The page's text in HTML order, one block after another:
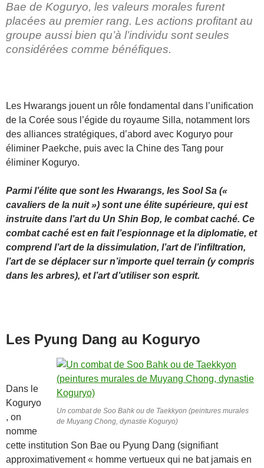
Bae de Koguryo, les valeurs morales furent
placées au premier rang. Les actions profitant au
groupe aussi bien qu’à l’individu sont seules
considérées comme bénéfiques.
Les Hwarangs jouent un rôle fondamental dans l’unification
de la Corée sous l’égide du royaume Silla, notamment lors
des alliances stratégiques, d’abord avec Koguryo pour
éliminer Paekche, puis avec la Chine des Tang pour
éliminer Koguryo.
Parmi l’élite que sont les Hwarangs, les Sool Sa («
cavaliers de la nuit ») sont une élite supérieure, qui est
instruite dans l’art du Un Shin Bop, le combat caché. Ce
combat caché est en fait l’espionnage et la diplomatie, et
comprend l’art de la dissimulation, l’art de l’infiltration,
l’art de se déplacer sur n’importe quel terrain (y compris
dans les arbres), et l’art d’utiliser son esprit.
Les Pyung Dang au Koguryo
Un combat de Soo Bahk ou de Taekkyon (peintures murales
de Muyang Chong, dynastie Koguryo)
Dans le
Koguryo
, on
nomme
cette institution Son Bae ou Pyung Dang (signifiant
approximativement « homme vertueux qui ne bat jamais en